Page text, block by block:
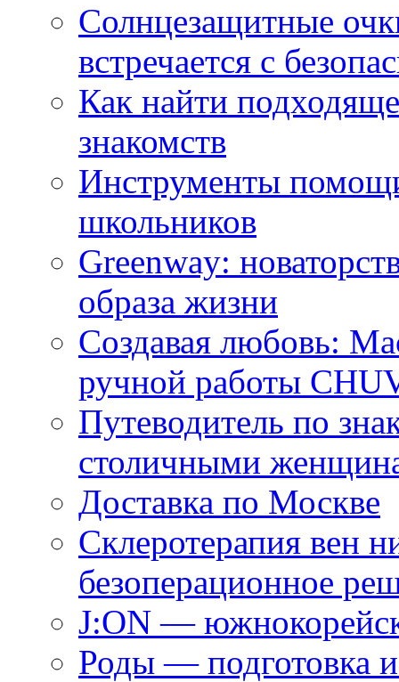
Солнцезащитные
встречается с
Как найти
знакомств
Инструменты
школьников
Greenway:
образа жизни
Создавая любовь:
ручной работы
Путеводитель по
столичными
Доставка по Москве
Склеротерапия вен
безоперационное
J:ON —
Роды — подготовка